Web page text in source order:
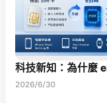
科技新知：為什麼
2026/6/30